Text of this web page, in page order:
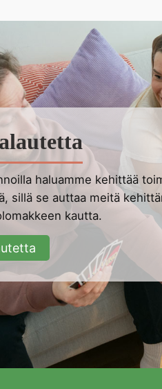
haluamme kehittää
sillä se auttaa meitä
kautta.